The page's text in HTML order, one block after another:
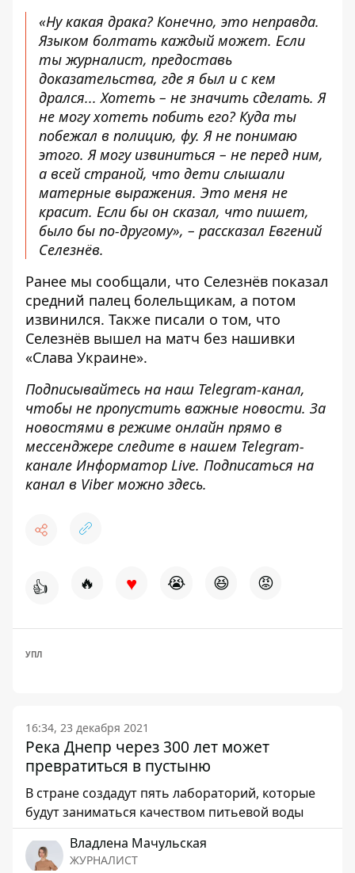
«Ну какая драка? Конечно, это неправда.
Языком болтать каждый может. Если
ты журналист, предоставь
доказательства, где я был и с кем
дрался... Хотеть – не значить сделать. Я
не могу хотеть побить его? Куда ты
побежал в полицию, фу. Я не понимаю
этого. Я могу извиниться – не перед ним,
а всей страной, что дети слышали
матерные выражения. Это меня не
красит. Если бы он сказал, что пишет,
было бы по-другому», – рассказал Евгений
Селезнёв.
Ранее мы сообщали, что Селезнёв показал
средний палец болельщикам, а потом
извинился. Также писали о том, что
Селезнёв вышел на матч без нашивки
«Слава Украине».
Подписывайтесь на наш Telegram-канал,
чтобы не пропустить важные новости. За
новостями в режиме онлайн прямо в
мессенджере следите в нашем Telegram-
канале Информатор Live. Подписаться на
канал в Viber можно здесь.
👍 🔥 ♥ 😭 😆 😡
УПЛ
16:34, 23 декабря 2021
Река Днепр через 300 лет может
превратиться в пустыню
В стране создадут пять лабораторий, которые
будут заниматься качеством питьевой воды
Владлена Мачульская
ЖУРНАЛИСТ